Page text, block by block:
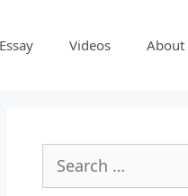
Essay Videos About
for: